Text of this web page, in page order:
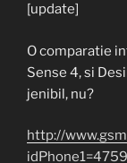
[update]
O comparatie
Sense 4, si
jenibil, nu?
http://